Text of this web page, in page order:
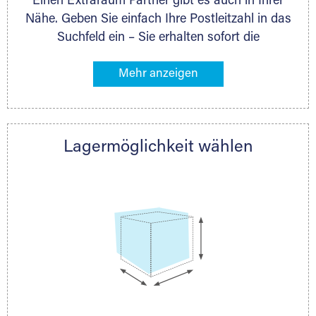
Lagerlösungen sind möglich.
Nähe. Geben Sie einfach Ihre Postleitzahl in das
Suchfeld ein – Sie erhalten sofort die
Lagermöglichkeiten in Ihrer Nähe. An zahlreichen
direkt online mieten. Gibt es Extraraum noch
nächstgelegenen Partner und besprechen alles
Lagermöglichkeit wählen